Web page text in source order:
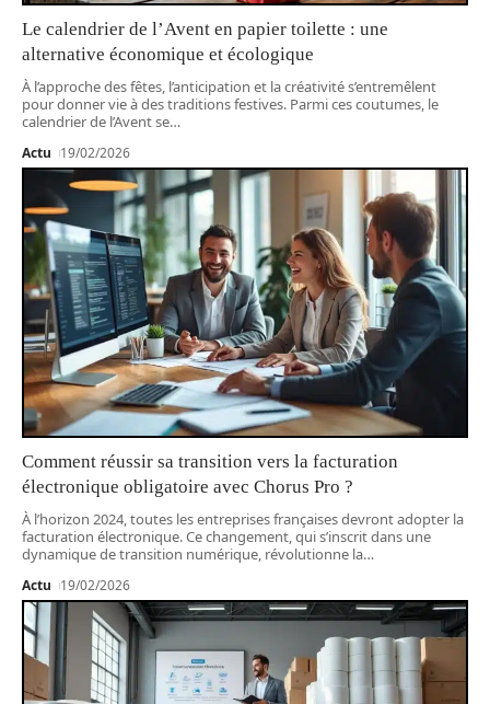
Le calendrier de l’Avent en papier toilette : une
alternative économique et écologique
À l’approche des fêtes, l’anticipation et la créativité s’entremêlent
pour donner vie à des traditions festives. Parmi ces coutumes, le
calendrier de l’Avent se…
Actu 19/02/2026
Comment réussir sa transition vers la facturation
électronique obligatoire avec Chorus Pro ?
À l’horizon 2024, toutes les entreprises françaises devront adopter la
facturation électronique. Ce changement, qui s’inscrit dans une
dynamique de transition numérique, révolutionne la…
Actu 19/02/2026